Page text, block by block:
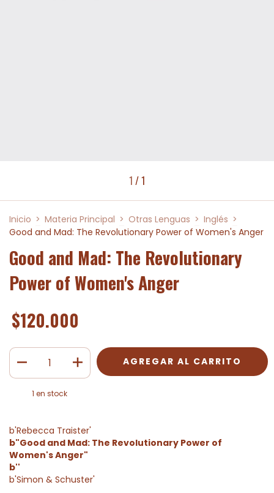
1 /1
Inicio > Materia Principal > Otras Lenguas > Inglés >
Good and Mad: The Revolutionary Power of Women's Anger
Good and Mad: The Revolutionary
Power of Women's Anger
$120.000
1 en stock
b'Rebecca Traister'
b"Good and Mad: The Revolutionary Power of
Women's Anger"
b''
b'Simon & Schuster'